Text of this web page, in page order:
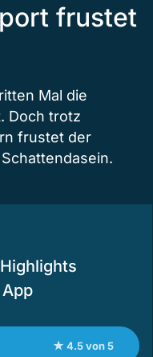
frustet
Mal die
Doch trotz
frustet der
★ 4.5 von 5